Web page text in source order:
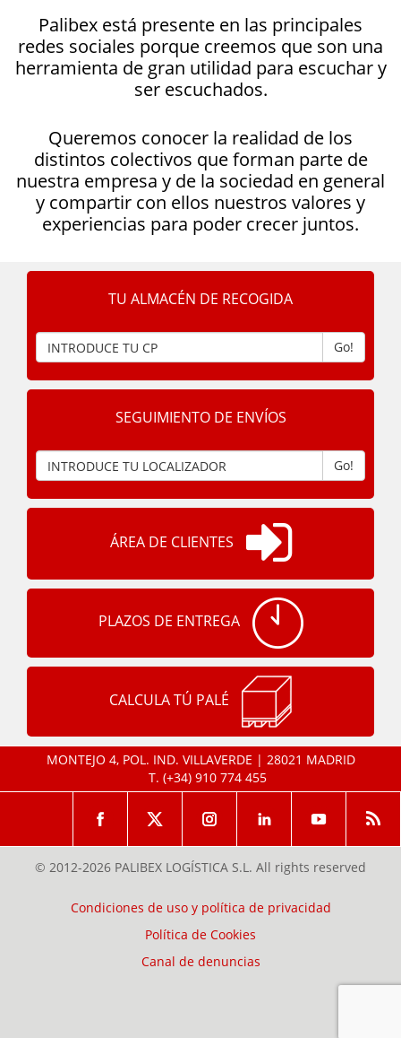
Palibex está presente en las principales
redes sociales porque creemos que son una
herramienta de gran utilidad para escuchar y
ser escuchados.
Queremos conocer la realidad de los
distintos colectivos que forman parte de
nuestra empresa y de la sociedad en general
y compartir con ellos nuestros valores y
experiencias para poder crecer juntos.
TU ALMACÉN DE RECOGIDA
Go!
SEGUIMIENTO DE ENVÍOS
Go!
ÁREA DE CLIENTES
PLAZOS DE ENTREGA
CALCULA TÚ PALÉ
MONTEJO 4, POL. IND. VILLAVERDE | 28021 MADRID
T. (+34) 910 774 455
© 2012-2026 PALIBEX LOGÍSTICA S.L. All rights reserved
Condiciones de uso y política de privacidad
Política de Cookies
Canal de denuncias